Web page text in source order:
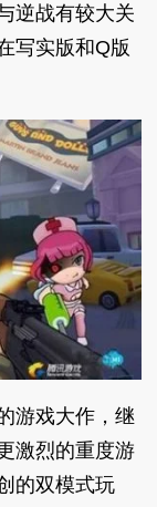
逆战有较大关
写实版和Q版
游戏大作，继
激烈的重度游
的双模式玩